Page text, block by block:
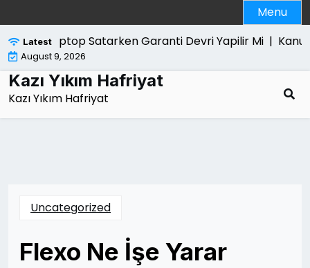
to
content
Menu
Latest
Laptop Satarken Garanti Devri Yapilir Mi |Kanun
August 9, 2026
Kazı Yıkım Hafriyat
Kazı Yıkım Hafriyat
Uncategorized
Flexo Ne İşe Yarar